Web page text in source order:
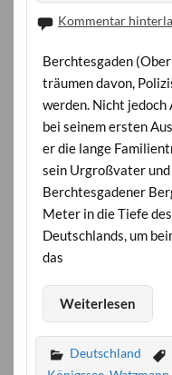
Kommentar
Berchtesgaden
träumen davon,
werden. Nicht jedoch
bei seinem ersten
er die lange
sein Urgroßvater
Berchtesgadener
Meter in die Tiefe
Deutschlands, um
das
Weiterlesen
Deutschland